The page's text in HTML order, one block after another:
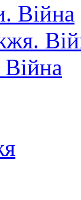
Війна
Війна